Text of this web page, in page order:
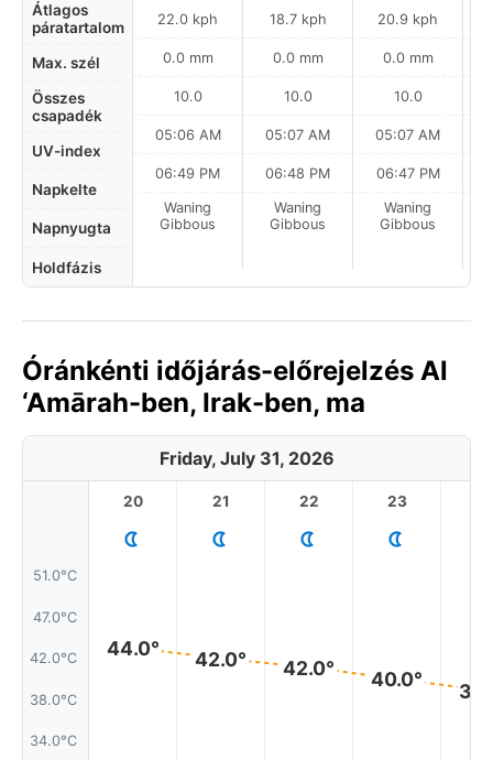
Átlagos
páratartalom
Max. szél
Összes
csapadék
UV-index
Napkelte
Napnyugta
Holdfázis
22.0 kph
0.0 mm
10.0
05:06 AM
06:49 PM
Waning
Gibbous
18.7 kph
0.0 mm
10.0
05:07 AM
06:48 PM
Waning
Gibbous
20.9 kph
0.0 mm
10.0
05:07 AM
06:47 PM
Waning
Gibbous
Óránkénti időjárás-előrejelzés Al
‘Amārah-ben, Irak-ben, ma
Friday, July 31, 2026
51.0°C
47.0°C
42.0°C
38.0°C
34.0°C
20
44.0°
21
42.0°
22
42.0°
23
40.0°